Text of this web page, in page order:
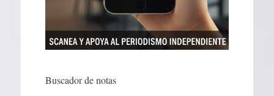
Buscador de notas